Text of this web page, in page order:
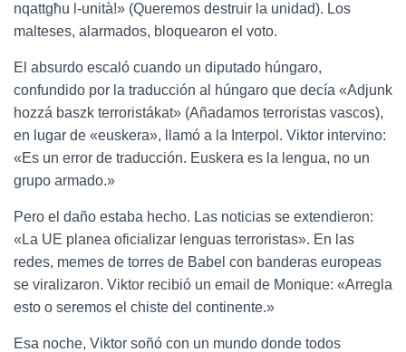
nqattgħu l-unità!» (Queremos destruir la unidad). Los
malteses, alarmados, bloquearon el voto.
El absurdo escaló cuando un diputado húngaro,
confundido por la traducción al húngaro que decía «Adjunk
hozzá baszk terroristákat» (Añadamos terroristas vascos),
en lugar de «euskera», llamó a la Interpol. Viktor intervino:
«Es un error de traducción. Euskera es la lengua, no un
grupo armado.»
Pero el daño estaba hecho. Las noticias se extendieron:
«La UE planea oficializar lenguas terroristas». En las
redes, memes de torres de Babel con banderas europeas
se viralizaron. Viktor recibió un email de Monique: «Arregla
esto o seremos el chiste del continente.»
Esa noche, Viktor soñó con un mundo donde todos